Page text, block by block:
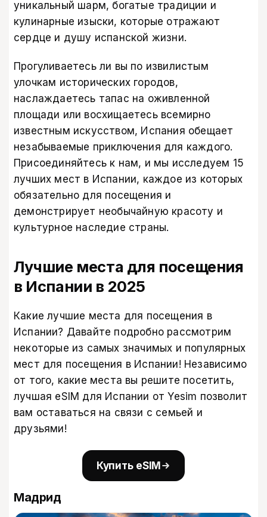
уникальный шарм, богатые традиции и
кулинарные изыски, которые отражают
сердце и душу испанской жизни.
Прогуливаетесь ли вы по извилистым
улочкам исторических городов,
наслаждаетесь тапас на оживленной
площади или восхищаетесь всемирно
известным искусством, Испания обещает
незабываемые приключения для каждого.
Присоединяйтесь к нам, и мы исследуем 15
лучших мест в Испании, каждое из которых
обязательно для посещения и
демонстрирует необычайную красоту и
культурное наследие страны.
Лучшие места для посещения
в Испании в 2025
Какие лучшие места для посещения в
Испании? Давайте подробно рассмотрим
некоторые из самых значимых и популярных
мест для посещения в Испании! Независимо
от того, какие места вы решите посетить,
лучшая eSIM для Испании от Yesim позволит
вам оставаться на связи с семьей и
друзьями!
Купить eSIM
Мадрид